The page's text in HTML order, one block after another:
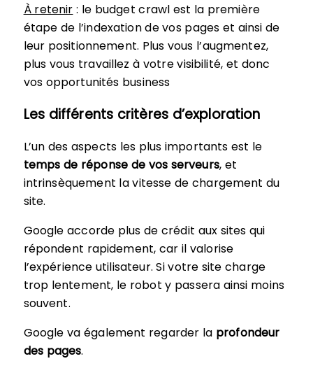
À retenir : le budget crawl est la première
étape de l’indexation de vos pages et ainsi de
leur positionnement. Plus vous l’augmentez,
plus vous travaillez à votre visibilité, et donc
vos opportunités business
Les différents critères d’exploration
L’un des aspects les plus importants est le
temps de réponse de vos serveurs, et
intrinsèquement la vitesse de chargement du
site.
Google accorde plus de crédit aux sites qui
répondent rapidement, car il valorise
l’expérience utilisateur. Si votre site charge
trop lentement, le robot y passera ainsi moins
souvent.
Google va également regarder la profondeur
des pages.